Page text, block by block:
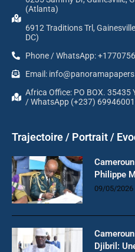
(Atlanta)
6912 Traditions Trl,
DC)
Phone / WhatsApp:
Email:
Africa Office: PO BOX. 35435
/ WhatsApp (+237)
Trajectoire / Portrait /
Philippe
09/05/2026
Djibril: